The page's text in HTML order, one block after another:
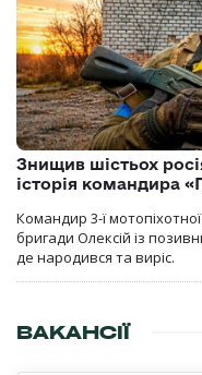
Знищив шістьох
історія командира
Командир 3-ї
бригади Олексій із
де народився та виріс.
ВАКАНСІЇ